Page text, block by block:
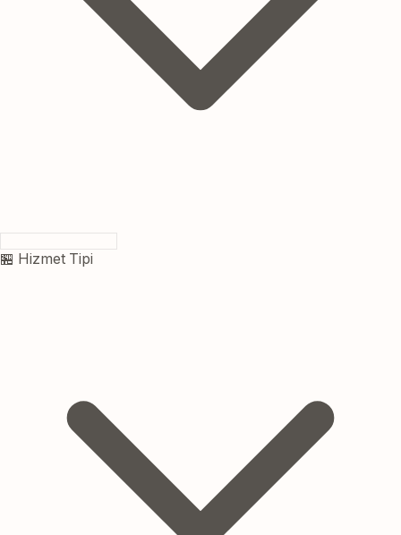
🏪 Hizmet Tipi